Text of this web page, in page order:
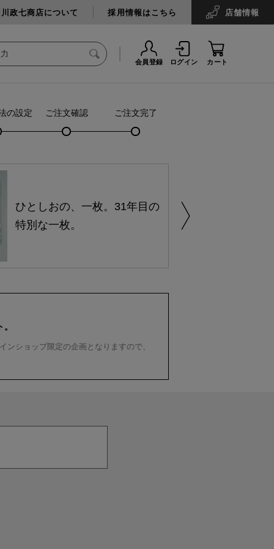
政七商店について 採用情報はこちら 店舗情報
会員登録 ログイン カート
の設定 ご注文確認 ご注文完了
ひとしおの、一枚。31年目の
特別な一枚。
ショップ限定の企画となりますので、